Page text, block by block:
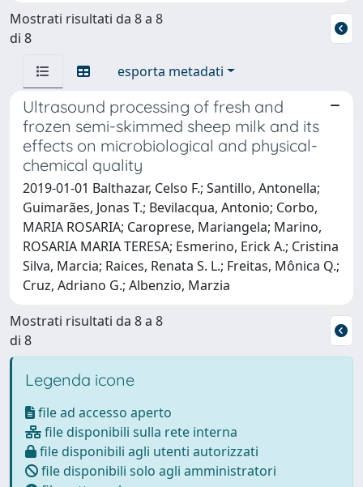
Mostrati risultati da 8 a 8
di 8
esporta metadati
Ultrasound processing of fresh and
frozen semi-skimmed sheep milk and its
effects on microbiological and physical-
chemical quality
2019-01-01 Balthazar, Celso F.; Santillo, Antonella;
Guimarães, Jonas T.; Bevilacqua, Antonio; Corbo,
MARIA ROSARIA; Caroprese, Mariangela; Marino,
ROSARIA MARIA TERESA; Esmerino, Erick A.; Cristina
Silva, Marcia; Raices, Renata S. L.; Freitas, Mônica Q.;
Cruz, Adriano G.; Albenzio, Marzia
Mostrati risultati da 8 a 8
di 8
Legenda icone
file ad accesso aperto
file disponibili sulla rete interna
file disponibili agli utenti autorizzati
file disponibili solo agli amministratori